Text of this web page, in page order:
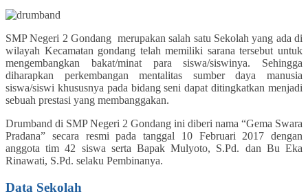
SMP Negeri 2 Gondang merupakan salah satu Sekolah yang ada di
wilayah Kecamatan gondang telah memiliki sarana tersebut untuk
mengembangkan bakat/minat para siswa/siswinya. Sehingga
diharapkan perkembangan mentalitas sumber daya manusia
siswa/siswi khususnya pada bidang seni dapat ditingkatkan menjadi
sebuah prestasi yang membanggakan.
Drumband di SMP Negeri 2 Gondang ini diberi nama “Gema Swara
Pradana” secara resmi pada tanggal 10 Februari 2017 dengan
anggota tim 42 siswa serta Bapak Mulyoto, S.Pd. dan Bu Eka
Rinawati, S.Pd. selaku Pembinanya.
Data Sekolah